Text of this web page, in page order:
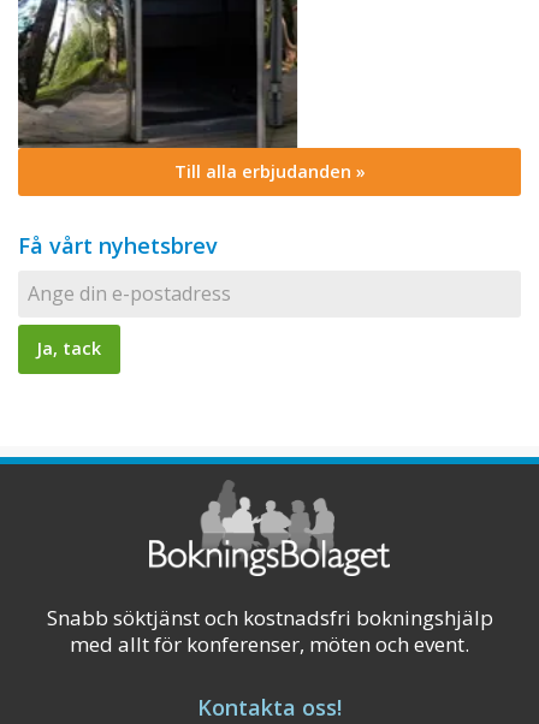
Till alla erbjudanden »
Få vårt nyhetsbrev
Snabb söktjänst och kostnadsfri bokningshjälp
med allt för konferenser, möten och event.
Kontakta oss!